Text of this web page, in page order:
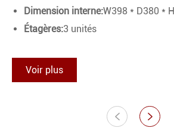
Dimension interne:W398 * D380 *
Étagères:3 unités
Voir plus
 